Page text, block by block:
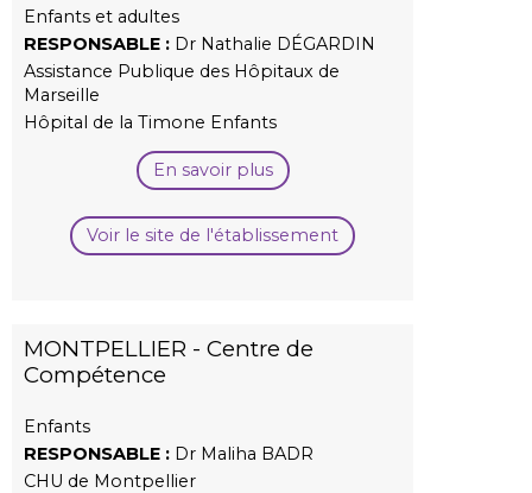
Enfants et adultes
RESPONSABLE : Dr Nathalie DÉGARDIN
Assistance Publique des Hôpitaux de
Marseille
Hôpital de la Timone Enfants
En savoir plus
Voir le site de l'établissement
MONTPELLIER - Centre de
Compétence
Enfants
RESPONSABLE : Dr Maliha BADR
CHU de Montpellier